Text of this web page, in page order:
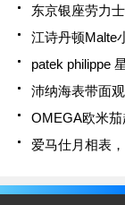
东京银座劳力
江诗丹顿Malte
patek philippe
沛纳海表带面
OMEGA欧米茄
爱马仕月相表